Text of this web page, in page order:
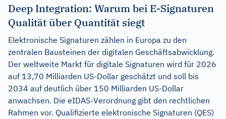
Deep Integration: Warum bei E-Signaturen
Qualität über Quantität siegt
Elektronische Signaturen zählen in Europa zu den
zentralen Bausteinen der digitalen Geschäftsabwicklung.
Der weltweite Markt für digitale Signaturen wird für 2026
auf 13,70 Milliarden US-Dollar geschätzt und soll bis
2034 auf deutlich über 150 Milliarden US-Dollar
anwachsen. Die eIDAS-Verordnung gibt den rechtlichen
Rahmen vor. Qualifizierte elektronische Signaturen (QES)